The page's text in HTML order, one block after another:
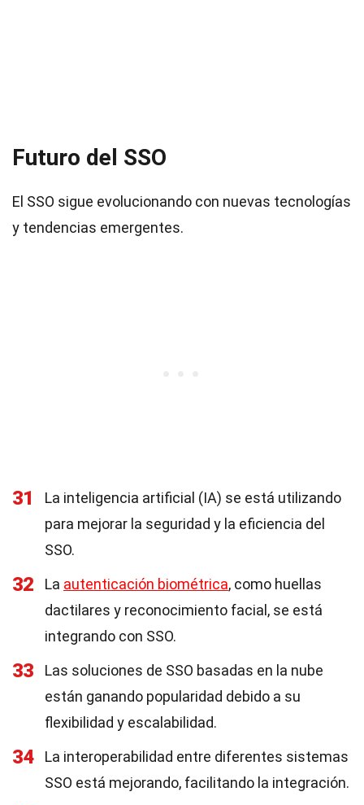
Futuro del SSO
El SSO sigue evolucionando con nuevas tecnologías
y tendencias emergentes.
31
La inteligencia artificial (IA) se está utilizando
para mejorar la seguridad y la eficiencia del
SSO.
32 La autenticación biométrica, como huellas
dactilares y reconocimiento facial, se está
integrando con SSO.
33
Las soluciones de SSO basadas en la nube
están ganando popularidad debido a su
flexibilidad y escalabilidad.
34
La interoperabilidad entre diferentes sistemas
SSO está mejorando, facilitando la integración.